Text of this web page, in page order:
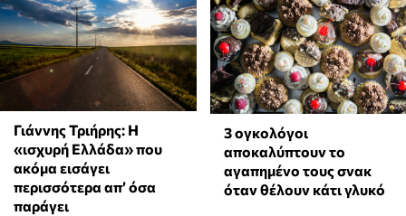
Γιάννης Τριήρης: Η
«ισχυρή Ελλάδα» που
ακόμα εισάγει
περισσότερα απ’ όσα
παράγει
3 ογκολόγοι
αποκαλύπτουν το
αγαπημένο τους σνακ
όταν θέλουν κάτι γλυκό